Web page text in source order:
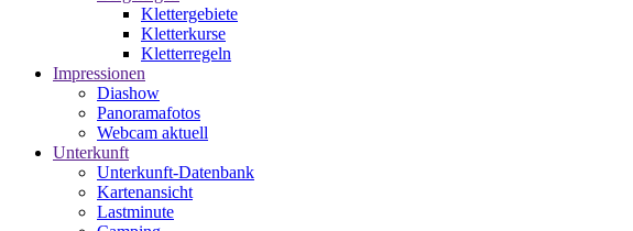
Klettergebiete
Kletterkurse
Kletterregeln
Impressionen
Diashow
Panoramafotos
Webcam aktuell
Unterkunft
Unterkunft-Datenbank
Kartenansicht
Lastminute